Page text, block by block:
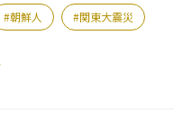
朝鮮人 関東大震災